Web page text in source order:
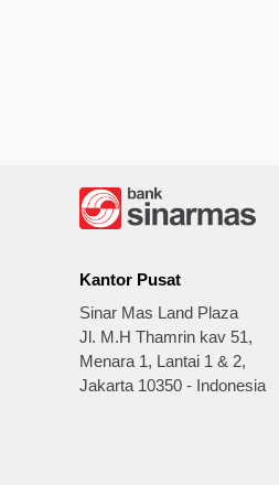
Kantor Pusat
Sinar Mas Land Plaza
Jl. M.H Thamrin kav 51,
Menara 1, Lantai 1 & 2,
Jakarta 10350 - Indonesia